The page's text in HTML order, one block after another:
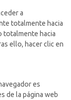
a
totalmente hacia
totalmente hacia
ello, hacer clic en
es
de la página web